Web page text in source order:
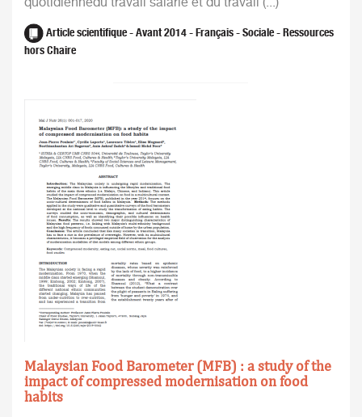
Article scientifique - Avant 2014 - Français - Sociale - Ressources
hors Chaire
Malaysian Food Barometer (MFB) : a study of the
impact of compressed modernisation on food
habits